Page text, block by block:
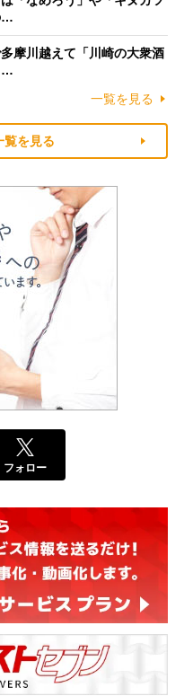
…
摩川越えて「川崎の大衆酒
…
一覧を見る
覧を見る
フォロー